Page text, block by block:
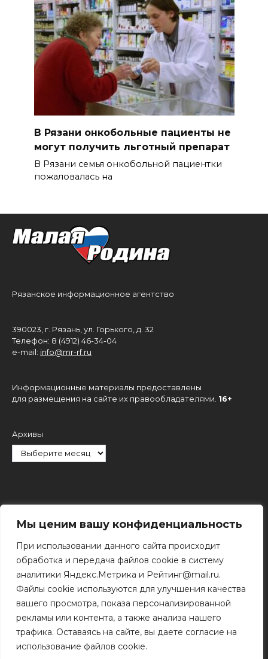
Мы ценим вашу конфиденциальность
При использовании данного сайта происходит
обработка и передача файлов cookie в систему
аналитики Яндекс.Метрика и Рейтинг@mail.ru.
Файлы cookie используются для улучшения качества
вашего просмотра, показа персонализированной
рекламы или контента, а также анализа нашего
трафика. Оставаясь на сайте, вы даете согласие на
использование файлов cookie.
В Рязани онкобольные пациенты не
могут получить льготный препарат
В Рязани семья онкобольной пациентки
пожаловалась на
Рязанское информационное агентство
390023, г. Рязань, ул. Горького, д. 32
Телефон: 8 (4912) 46-34-04
e-mail: info@mr-rf.ru
Информационные материалы предоставлены
для размещения на сайте их правообладателями. 16+
Архивы
Поиск